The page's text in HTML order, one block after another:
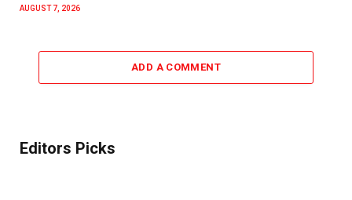
AUGUST 7, 2026
ADD A COMMENT
Editors Picks